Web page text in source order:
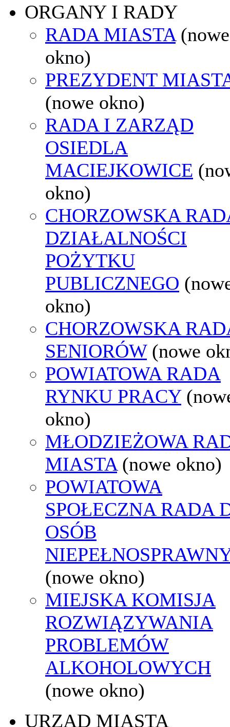
ORGANY I RADY
RADA MIASTA (nowe
okno)
PREZYDENT
(nowe okno)
RADA I ZARZĄD
OSIEDLA
MACIEJKOWICE
okno)
CHORZOWSKA
DZIAŁALNOŚCI
POŻYTKU
PUBLICZNEGO
okno)
CHORZOWSKA
SENIORÓW (nowe
POWIATOWA RADA
RYNKU PRACY
okno)
MŁODZIEŻOWA
MIASTA (nowe okno)
POWIATOWA
SPOŁECZNA RADA
OSÓB
(nowe okno)
MIEJSKA KOMISJA
ROZWIĄZYWANIA
PROBLEMÓW
ALKOHOLOWYCH
(nowe okno)
URZĄD MIASTA